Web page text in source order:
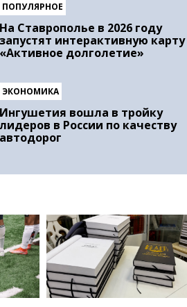
ПОПУЛЯРНОЕ
На Ставрополье в 2026 году
запустят интерактивную карту
«Активное долголетие»
ЭКОНОМИКА
Ингушетия вошла в тройку
лидеров в России по качеству
автодорог